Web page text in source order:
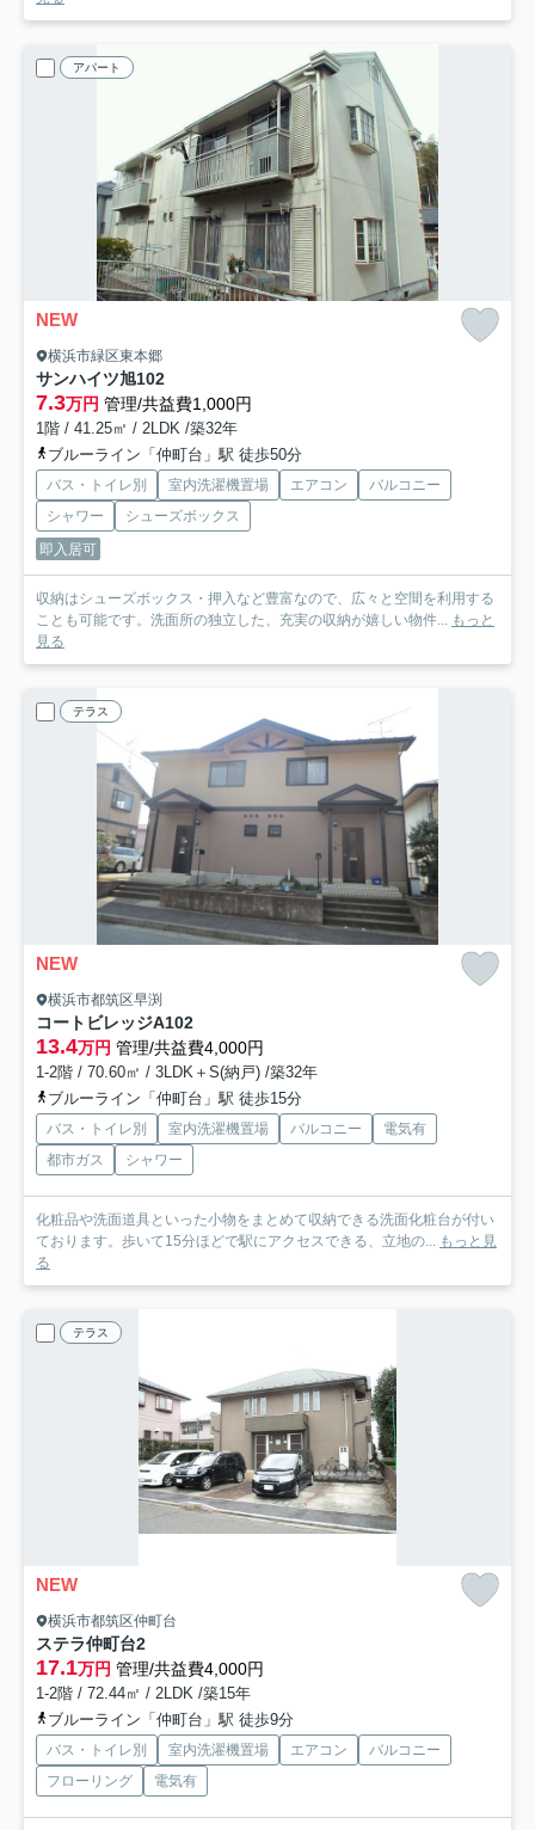
アパート
NEW
横浜市緑区東本郷
サンハイツ旭102
7.3万円 管理/共益費1,000円
1階 / 41.25㎡ / 2LDK /築32年
ブルーライン「仲町台」駅 徒歩50分
バス・トイレ別 室内洗濯機置場 エアコン
バルコニー
シャワー
シューズボックス
即入居可
収納はシューズボックス・押入など豊富なので、広々と空間を利用する
ことも可能です。洗面所の独立した、充実の収納が嬉しい物件... もっと
見る
テラス
NEW
横浜市都筑区早渕
コートビレッジA102
13.4万円 管理/共益費4,000円
1-2階 / 70.60㎡ / 3LDK＋S(納戸) /築32年
ブルーライン「仲町台」駅 徒歩15分
バス・トイレ別 室内洗濯機置場 バルコニー
電気有
都市ガス
シャワー
化粧品や洗面道具といった小物をまとめて収納できる洗面化粧台が付い
ております。歩いて15分ほどで駅にアクセスできる、立地の... もっと見
る
テラス
NEW
横浜市都筑区仲町台
ステラ仲町台2
17.1万円 管理/共益費4,000円
1-2階 / 72.44㎡ / 2LDK /築15年
ブルーライン「仲町台」駅 徒歩9分
バス・トイレ別 室内洗濯機置場 エアコン
バルコニー
フローリング
電気有